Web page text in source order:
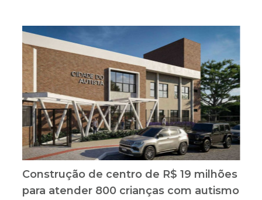
Construção de centro de R$ 19 milhões
para atender 800 crianças com autismo